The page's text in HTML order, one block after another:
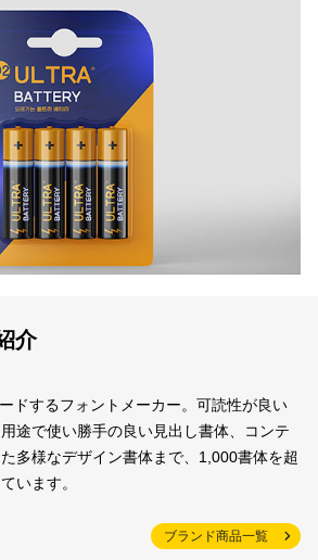
介
ドするフォントメーカー。可読性が良い
途で使い勝手の良い見出し書体、コンテ
多様なデザイン書体まで、1,000書体を超
います。
ブランド商品一覧